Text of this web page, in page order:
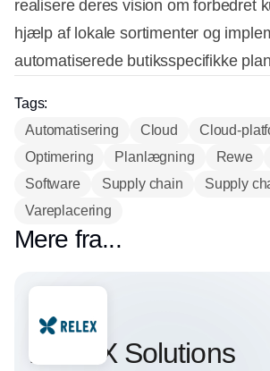
realisere deres vision om forbedret
hjælp af lokale sortimenter og
automatiserede butiksspecifikke
Tags:
Automatisering
Cloud Cloud-
Optimering
Planlægning Rewe
Software
Supply chain
Supply
Vareplacering
Mere fra...
Partner
RELEX Solutions